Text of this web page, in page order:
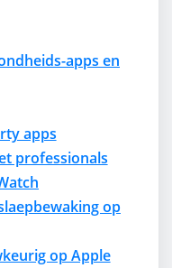
apps en
apps
professionals
op
op Apple